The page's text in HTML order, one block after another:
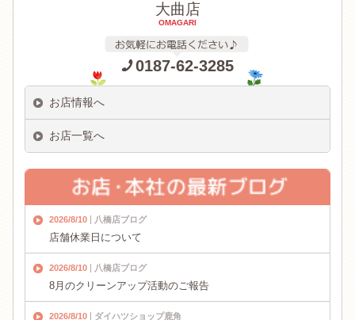
大曲店
OMAGARI
0187-62-3285
お店情報へ
お店一覧へ
2026/8/10 八橋店ブログ
店舗休業日について
2026/8/10 八橋店ブログ
8月のクリーンアップ活動のご報告
2026/8/10 ダイハツショップ鹿角